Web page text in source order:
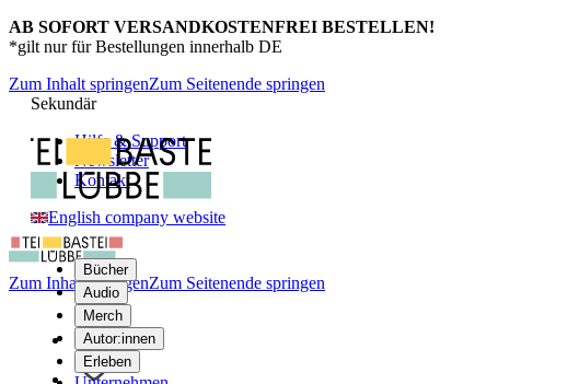
AB SOFORT VERSANDKOSTENFREI BESTELLEN!
*gilt nur für Bestellungen innerhalb DE
Zum Inhalt springenZum Seitenende springen
Sekundär
Hilfe & Support
Newsletter
Kontakt
English company website
Bücher
Audio
Merch
Autor:innen
Erleben
Zum Inhalt springenZum Seitenende springen